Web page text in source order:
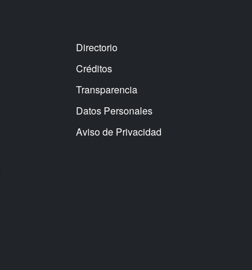
Directorio
Créditos
Transparencia
Datos Personales
Aviso de Privacidad